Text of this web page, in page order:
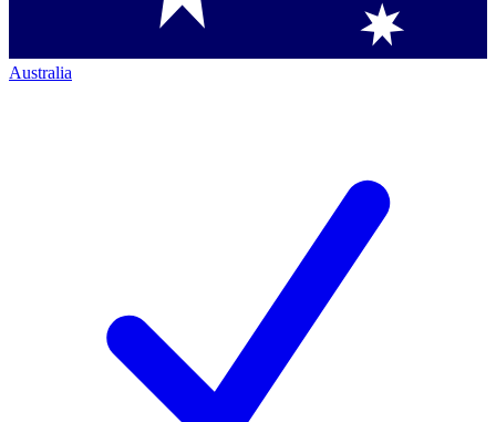
Australia